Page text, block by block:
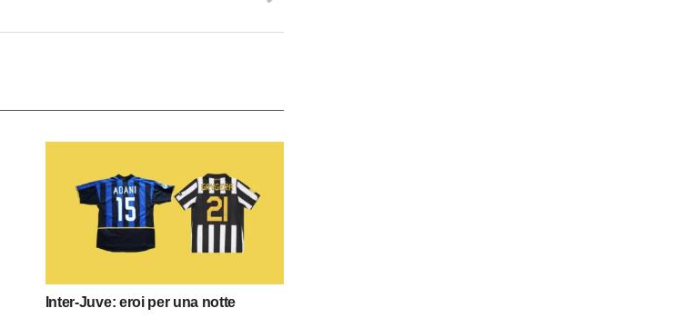
Inter-Juve: eroi per una notte